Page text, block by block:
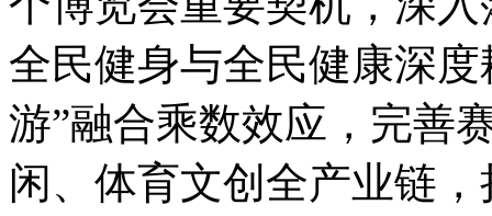
全民健身与全民健康深
游”融合乘数效应，完善
闲、体育文创全产业链